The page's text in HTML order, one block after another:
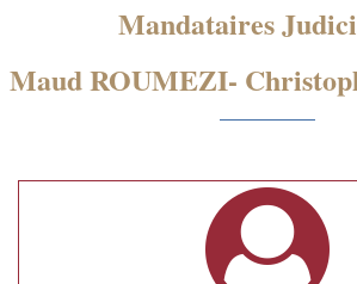
Mandataires
Maud ROUMEZI-